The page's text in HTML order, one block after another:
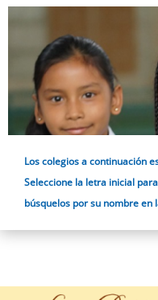
Los colegios a continuación
Seleccione la letra inicial
búsquelos por su nombre en